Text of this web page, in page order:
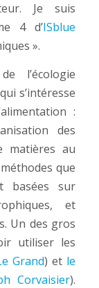
Je suis
4 d’ISblue
».
l’écologie
s’intéresse
:
des
matières au
que
basées sur
et
Un des gros
utiliser les
Grand) et le
Corvaisier).